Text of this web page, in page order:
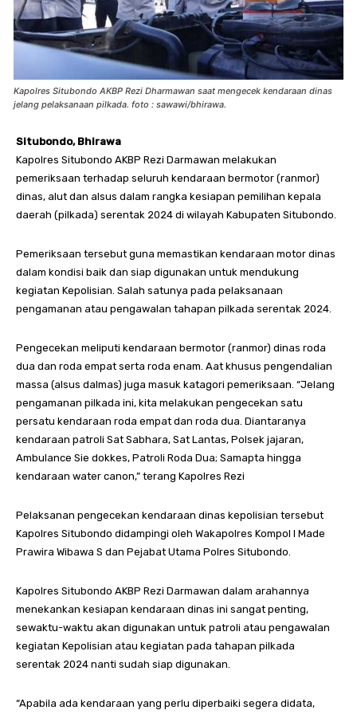
Kapolres Situbondo AKBP Rezi Dharmawan saat mengecek kendaraan dinas
jelang pelaksanaan pilkada. foto : sawawi/bhirawa.
Situbondo, Bhirawa
Kapolres Situbondo AKBP Rezi Darmawan melakukan
pemeriksaan terhadap seluruh kendaraan bermotor (ranmor)
dinas, alut dan alsus dalam rangka kesiapan pemilihan kepala
daerah (pilkada) serentak 2024 di wilayah Kabupaten Situbondo.
Pemeriksaan tersebut guna memastikan kendaraan motor dinas
dalam kondisi baik dan siap digunakan untuk mendukung
kegiatan Kepolisian. Salah satunya pada pelaksanaan
pengamanan atau pengawalan tahapan pilkada serentak 2024.
Pengecekan meliputi kendaraan bermotor (ranmor) dinas roda
dua dan roda empat serta roda enam. Aat khusus pengendalian
massa (alsus dalmas) juga masuk katagori pemeriksaan. “Jelang
pengamanan pilkada ini, kita melakukan pengecekan satu
persatu kendaraan roda empat dan roda dua. Diantaranya
kendaraan patroli Sat Sabhara, Sat Lantas, Polsek jajaran,
Ambulance Sie dokkes, Patroli Roda Dua; Samapta hingga
kendaraan water canon,” terang Kapolres Rezi
Pelaksanan pengecekan kendaraan dinas kepolisian tersebut
Kapolres Situbondo didampingi oleh Wakapolres Kompol I Made
Prawira Wibawa S dan Pejabat Utama Polres Situbondo.
Kapolres Situbondo AKBP Rezi Darmawan dalam arahannya
menekankan kesiapan kendaraan dinas ini sangat penting,
sewaktu-waktu akan digunakan untuk patroli atau pengawalan
kegiatan Kepolisian atau kegiatan pada tahapan pilkada
serentak 2024 nanti sudah siap digunakan.
“Apabila ada kendaraan yang perlu diperbaiki segera didata,